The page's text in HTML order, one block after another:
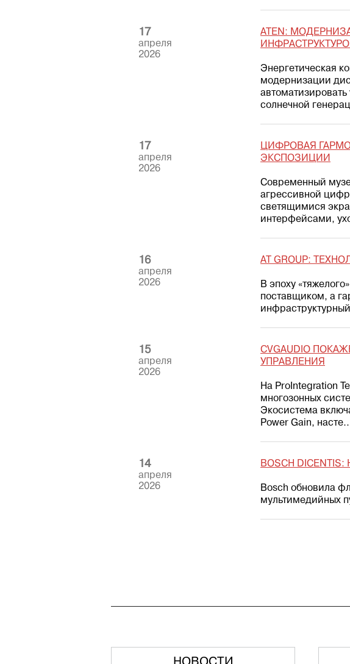
17
апреля
2026
ATEN:
Энергетическая
модернизации
солнечной
17
апреля
2026
ЦИФРОВАЯ
ЭКСПОЗИЦИИ
Современный
агрессивной
светящимися
интерфейсами,
16
апреля
2026
AT GROUP:
В эпоху
поставщиком, а
15
апреля
2026
CVGAUDIO
УПРАВЛЕНИЯ
На ProIntegration
многозонных
Экосистема
Power Gain,
14
апреля
2026
BOSCH
Bosch обновила
мультимедийных